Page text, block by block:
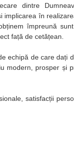
dintre
implicarea în
împreună
față de cetățean.
echipă de care dați
modern, prosper și
satisfacții